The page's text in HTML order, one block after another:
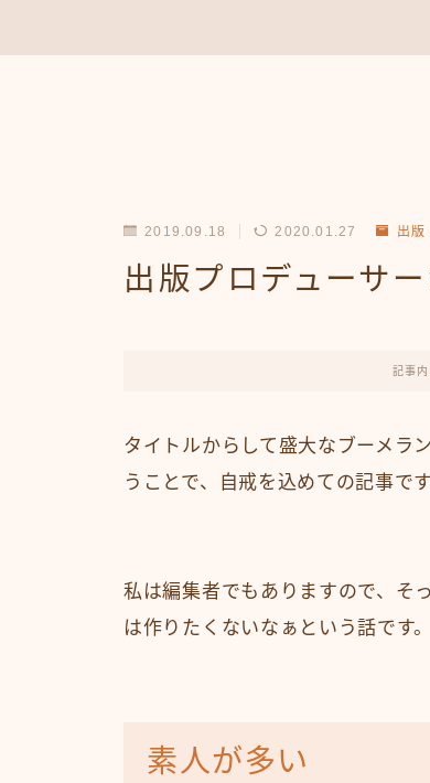
2019.09.18 2020.01.27 出版
出版プロデューサ
記事
タイトルからして盛大なブーメラ
うことで、自戒を込めての記事です
私は編集者でもありますので、そ
は作りたくないなぁという話です。
素人が多い